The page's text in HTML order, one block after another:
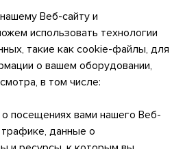
Веб-сайту и
использовать технологии
такие как cookie-файлы, для
о вашем оборудовании,
в том числе:
посещениях вами нашего Веб-
данные о